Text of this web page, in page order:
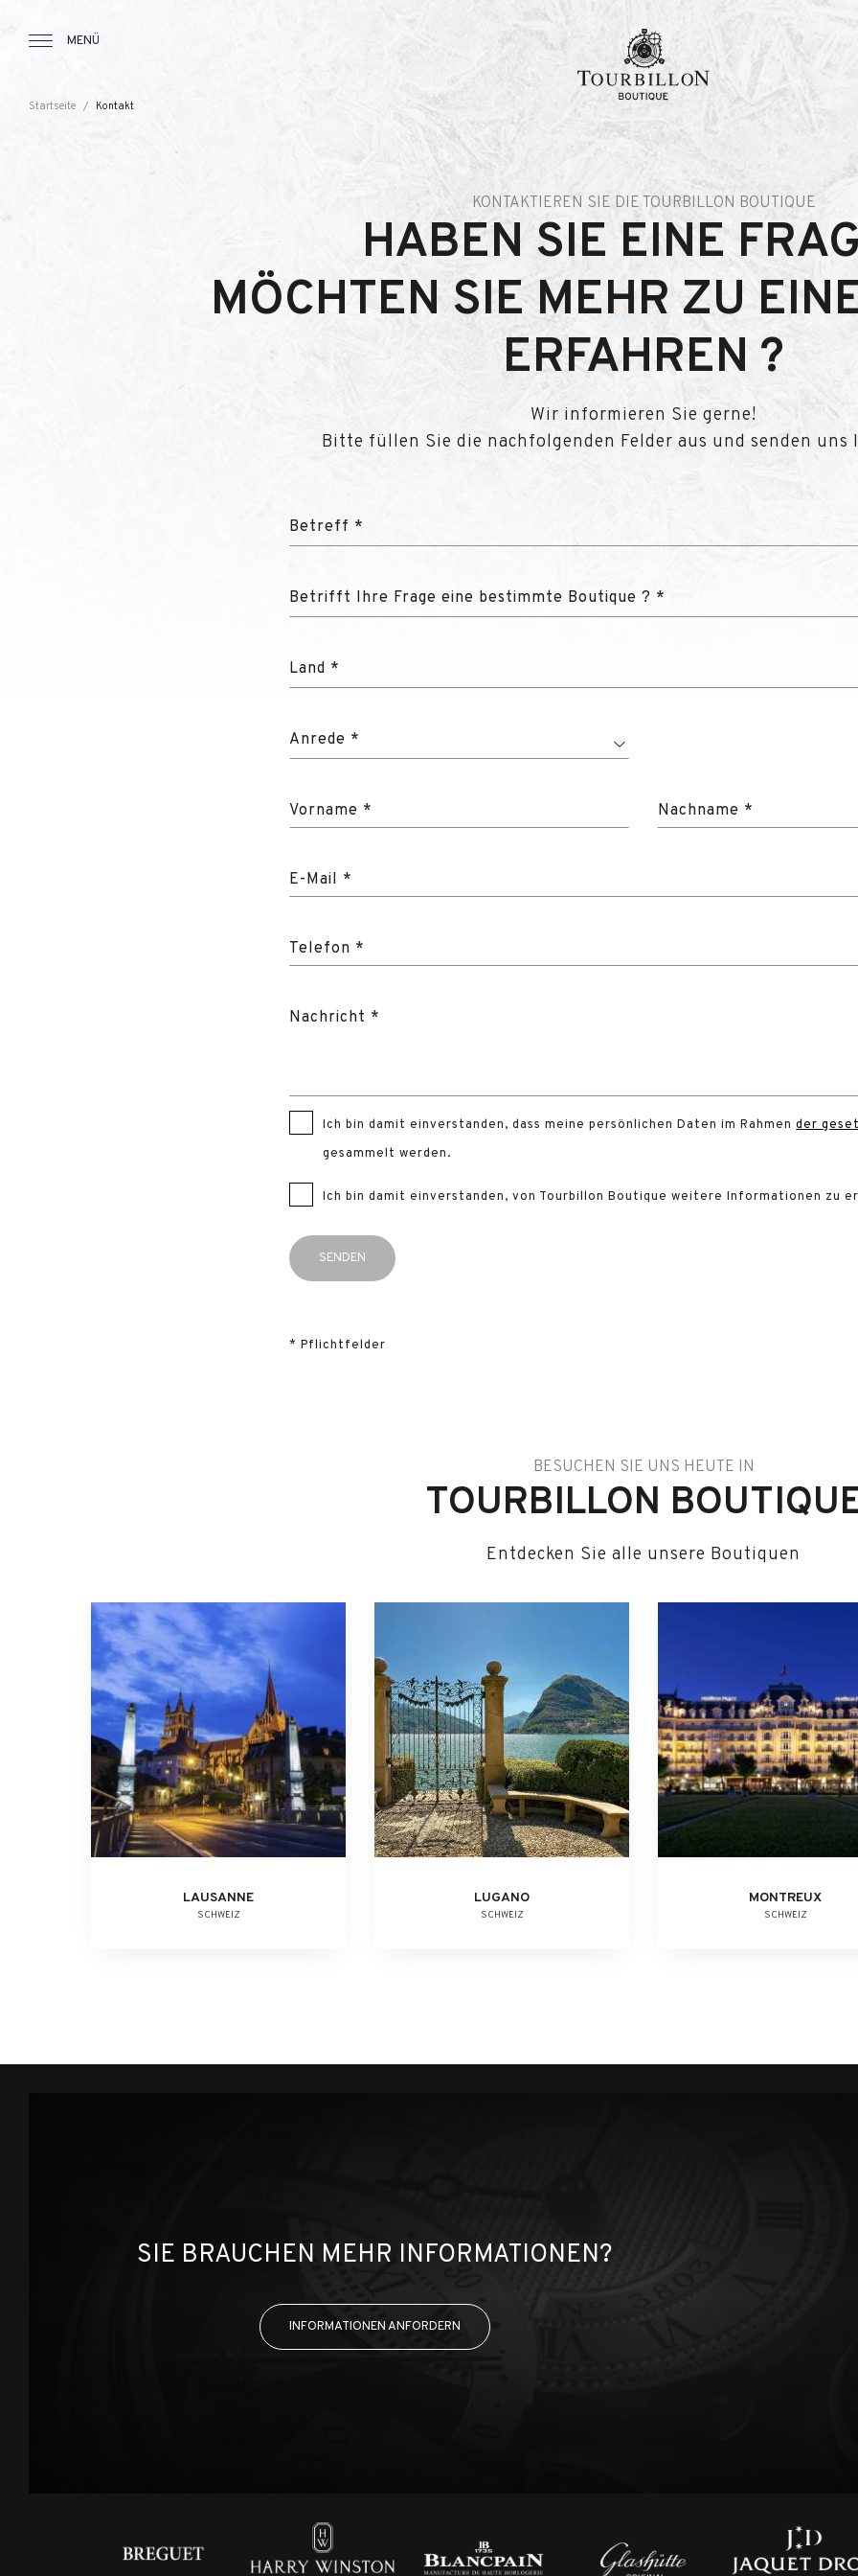
MENÜ
Startseite Kontakt
KONTAKTIEREN SIE DIE TOURBILLON BOUTIQUE
HABEN SIE EINE
MÖCHTEN SIE MEHR ZU
ERFAHREN ?
Wir informieren Sie gerne!
Bitte füllen Sie die nachfolgenden Felder aus und senden uns
Betreff *
Betrifft Ihre Frage eine bestimmte Boutique ? *
Land *
Anrede *
Vorname * Nachname *
E-Mail *
Telefon *
Nachricht *
Ich bin damit einverstanden, dass meine persönlichen Daten im Rahmender
gesammelt werden.
Ich bin damit einverstanden, von Tourbillon Boutique weitere Informationen zu
* Pflichtfelder
BESUCHEN SIE UNS HEUTE IN
TOURBILLON
Entdecken Sie alle unsere Boutiquen
LAUSANNE
SCHWEIZ
LUGANO
SCHWEIZ
MONTREUX
SCHWEIZ
SIE BRAUCHEN MEHR INFORMATIONEN?
INFORMATIONEN ANFORDERN